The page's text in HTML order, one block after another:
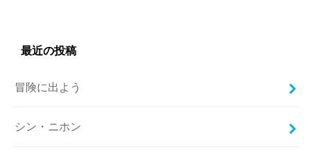
最近の投稿
冒険に出よう
シン・ニホン